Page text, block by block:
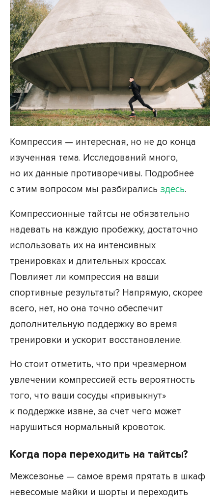
Компрессия — интересная, но не до конца
изученная тема. Исследований много,
но их данные противоречивы. Подробнее
с этим вопросом мы разбирались здесь.
Компрессионные тайтсы не обязательно
надевать на каждую пробежку, достаточно
использовать их на интенсивных
тренировках и длительных кроссах.
Повлияет ли компрессия на ваши
спортивные результаты? Напрямую, скорее
всего, нет, но она точно обеспечит
дополнительную поддержку во время
тренировки и ускорит восстановление.
Но стоит отметить, что при чрезмерном
увлечении компрессией есть вероятность
того, что ваши сосуды «привыкнут»
к поддержке извне, за счет чего может
нарушиться нормальный кровоток.
Когда пора переходить на тайтсы?
Межсезонье — самое время прятать в шкаф
невесомые майки и шорты и переходить